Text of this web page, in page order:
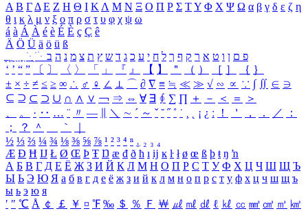
Α Β ΓΔ Ε Ζ Η Θ Ι ΚΛ Μ Ν Ξ Ο Π Ρ Σ ΤΥ Φ Χ Ψ Ω α β γ δ ε ζ η
θ ι κ λ μ ν ξ ο π ρ σ τ υ φ χ ψ ω
á à Á À é è É È ç Ç ê
Ä Ö Ü ä ö ü ß
ִֶֹ ֻּ ׁׂ פ ם ן ו ט א ר ק ף ך ל ח י ע כ ג ד ש ץ ת צ מ נ ה ב
‘ ’ “ ” 〔 〕 〈 〉 「 」 『 』 【 】 ＂ （ ） ［ ］ ｛ ｝
± × ÷ ≠ ≤ ≥ ∞ ∴ ♂ ♀ ∠ ⊥ ⌒ ∂ ∇ ≡ ≒ ≪ ≫ √ ∽ ∝ ∵ ∫ ∬ ∈ ∋
⊆ ⊇ ⊂ ⊃ ∪ ∩ ∧ ∨ ￢ ⇒ ⇔ ∀ ∃ ∮ ∑ ∏ ＋ － ＜ ＝
＞
、
。 · ‥ … ¨ 〃 ― ＼ ∼ ´ ～ ˇ ˘ ˝ ˚ ˙ ¸ ¡ ¿ ː ！ ＇ ， ． ／
：
；
？ ＾ ｀
½ ⅓ ⅔ ¼ ¾ ⅛ ⅜ ⅝ ⅞ ¹ ² ³ ⁴ ⁿ ₁ ₂ ₃ ₄
Æ Ð Ħ Ĳ Ł Ø Œ Þ Ŧ Ŋ æ đ ð ħ ı ĳ ĸ ŀ ł ø œ ß þ ŧ ŋ ŉ
А Б В Г Д Е Ё Ж З И Й К Л М Н О П Р С Т У Ф Х Ц Ч Ш Щ Ъ
Ы Ь Э Ю Я а б в г д е ё ж з и й к л м н о п р с т у ф х ц ч ш щ ъ
ы ь э ю я
′ ″ ℃ Å ￠ ￡ ￥ ¤ ℉ ‰ ＄ ％ Ｆ ￦ ㎕ ㎖ ㎗ ℓ ㎘ ㏄ ㎣ ㎤ ㎥ ㎦